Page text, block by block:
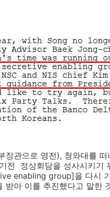
관으로 영전), 청와대를
전 정상회담을 성사시키기
enabling group]을 다시
받아 이를 추진했다고 말한